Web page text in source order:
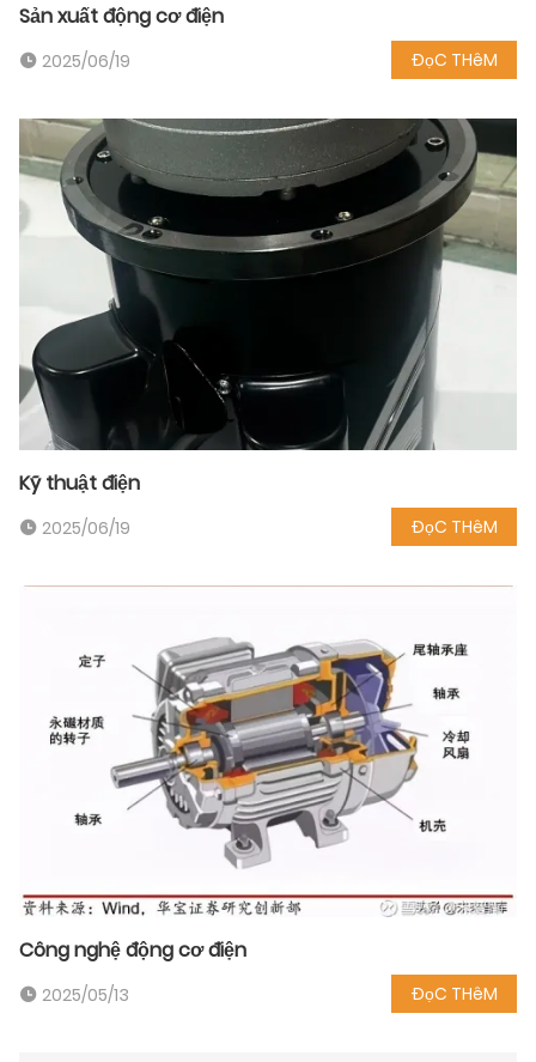
Sản xuất động cơ điện
2025/06/19 ĐọC THêM
Kỹ thuật điện
2025/06/19 ĐọC THêM
Công nghệ động cơ điện
2025/05/13 ĐọC THêM